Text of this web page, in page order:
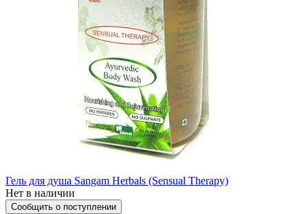
Гель для душа Sangam Herbals (Sensual Therapy)
Нет в наличии
Сообщить о поступлении